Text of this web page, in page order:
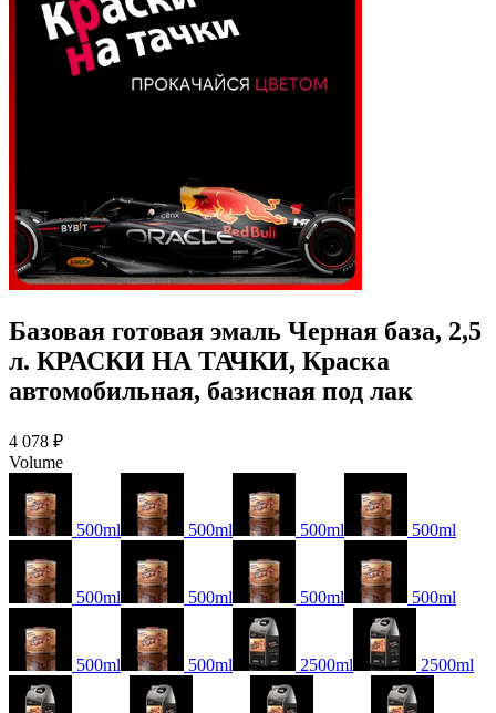
Базовая готовая эмаль Черная база, 2,5
л. КРАСКИ НА ТАЧКИ, Краска
автомобильная, базисная под лак
4 078 ₽
Volume
500ml 500ml 500ml 500ml
500ml 500ml 500ml 500ml
500ml 500ml 2500ml 2500ml